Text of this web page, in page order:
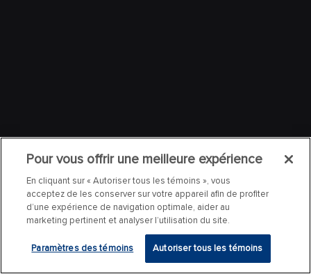
Pour vous offrir une meilleure expérience
En cliquant sur « Autoriser tous les témoins », vous
acceptez de les conserver sur votre appareil afin de profiter
d’une expérience de navigation optimale, aider au
marketing pertinent et analyser l’utilisation du site.
Paramètres des témoins Autoriser tous les témoins